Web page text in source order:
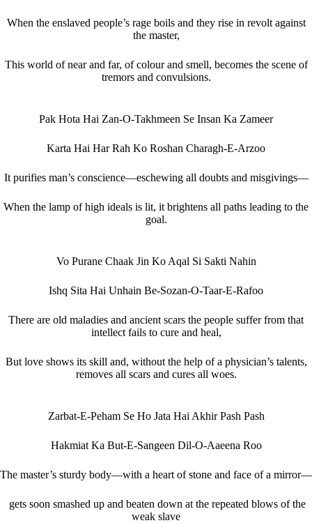
When the enslaved people’s rage boils and they rise in revolt against
the master,
This world of near and far, of colour and smell, becomes the scene of
tremors and convulsions.
Pak Hota Hai Zan-O-Takhmeen Se Insan Ka Zameer
Karta Hai Har Rah Ko Roshan Charagh-E-Arzoo
It purifies man’s conscience—eschewing all doubts and misgivings—
When the lamp of high ideals is lit, it brightens all paths leading to the
goal.
Vo Purane Chaak Jin Ko Aqal Si Sakti Nahin
Ishq Sita Hai Unhain Be-Sozan-O-Taar-E-Rafoo
There are old maladies and ancient scars the people suffer from that
intellect fails to cure and heal,
But love shows its skill and, without the help of a physician’s talents,
removes all scars and cures all woes.
Zarbat-E-Peham Se Ho Jata Hai Akhir Pash Pash
Hakmiat Ka But-E-Sangeen Dil-O-Aaeena Roo
The master’s sturdy body—with a heart of stone and face of a mirror—
gets soon smashed up and beaten down at the repeated blows of the
weak slave